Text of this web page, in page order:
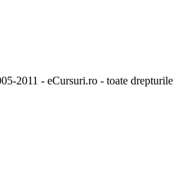
2011 - eCursuri.ro - toate